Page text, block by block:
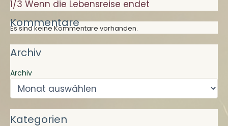
1/3 Wenn die Lebensreise endet
Kommentare
Es sind keine Kommentare vorhanden.
Archiv
Archiv
Kategorien